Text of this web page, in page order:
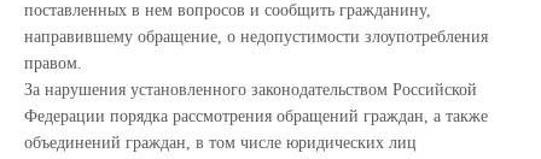
поставленных в нем вопросов и сообщить гражданину,
направившему обращение, о недопустимости злоупотребления
правом.
За нарушения установленного законодательством Российской
Федерации порядка рассмотрения обращений граждан, а также
объединений граждан, в том числе юридических лиц